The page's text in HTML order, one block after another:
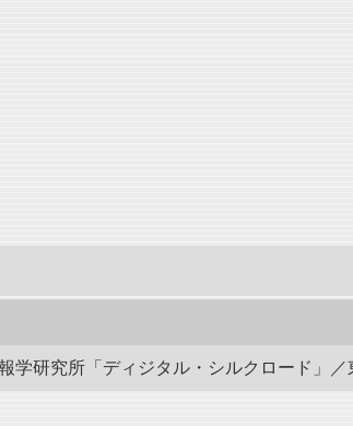
学研究所「ディジタル・シルクロード」